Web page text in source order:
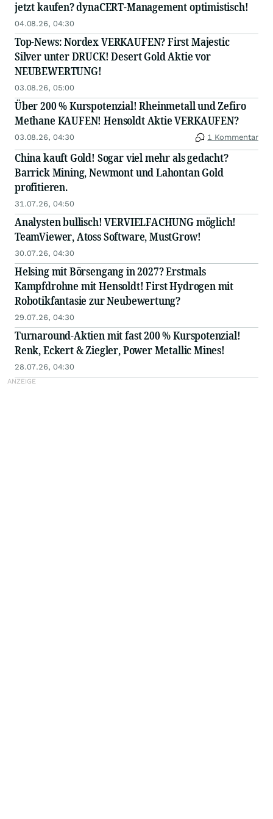
jetzt kaufen? dynaCERT-Management optimistisch!
04.08.26, 04:30
Top-News: Nordex VERKAUFEN? First Majestic
Silver unter DRUCK! Desert Gold Aktie vor
NEUBEWERTUNG!
03.08.26, 05:00
Über 200 % Kurspotenzial! Rheinmetall und Zefiro
Methane KAUFEN! Hensoldt Aktie VERKAUFEN?
03.08.26, 04:30 1 Kommentar
China kauft Gold! Sogar viel mehr als gedacht?
Barrick Mining, Newmont und Lahontan Gold
profitieren.
31.07.26, 04:50
Analysten bullisch! VERVIELFACHUNG möglich!
TeamViewer, Atoss Software, MustGrow!
30.07.26, 04:30
Helsing mit Börsengang in 2027? Erstmals
Kampfdrohne mit Hensoldt! First Hydrogen mit
Robotikfantasie zur Neubewertung?
29.07.26, 04:30
Turnaround-Aktien mit fast 200 % Kurspotenzial!
Renk, Eckert & Ziegler, Power Metallic Mines!
28.07.26, 04:30